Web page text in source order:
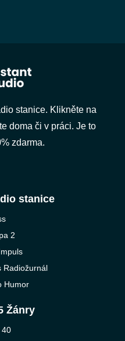
stanice. Klikněte na
doma či v práci. Je to
zdarma.
stanice
2
Radiožurnál
Humor
Žánry
40